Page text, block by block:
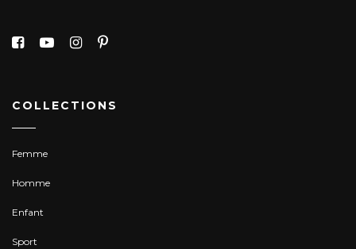
COLLECTIONS
Femme
Homme
Enfant
Sport